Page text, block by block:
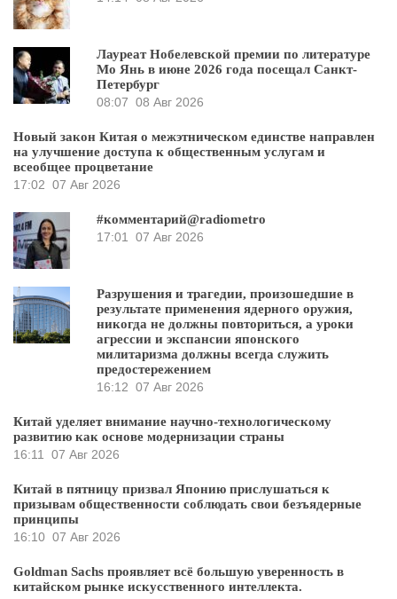
Лауреат Нобелевской премии по литературе
Мо Янь в июне 2026 года посещал Санкт-
Петербург
08:07 08 Авг 2026
Новый закон Китая о межэтническом единстве направлен
на улучшение доступа к общественным услугам и
всеобщее процветание
17:02 07 Авг 2026
#комментарий@radiometro
17:01
07 Авг 2026
Разрушения и трагедии, произошедшие в
результате применения ядерного оружия,
никогда не должны повториться, а уроки
агрессии и экспансии японского
милитаризма должны всегда служить
предостережением
16:12 07 Авг 2026
Китай уделяет внимание научно-технологическому
развитию как основе модернизации страны
16:11
07 Авг 2026
Китай в пятницу призвал Японию прислушаться к
призывам общественности соблюдать свои безъядерные
принципы
16:10 07 Авг 2026
Goldman Sachs проявляет всё большую уверенность в
китайском рынке искусственного интеллекта.